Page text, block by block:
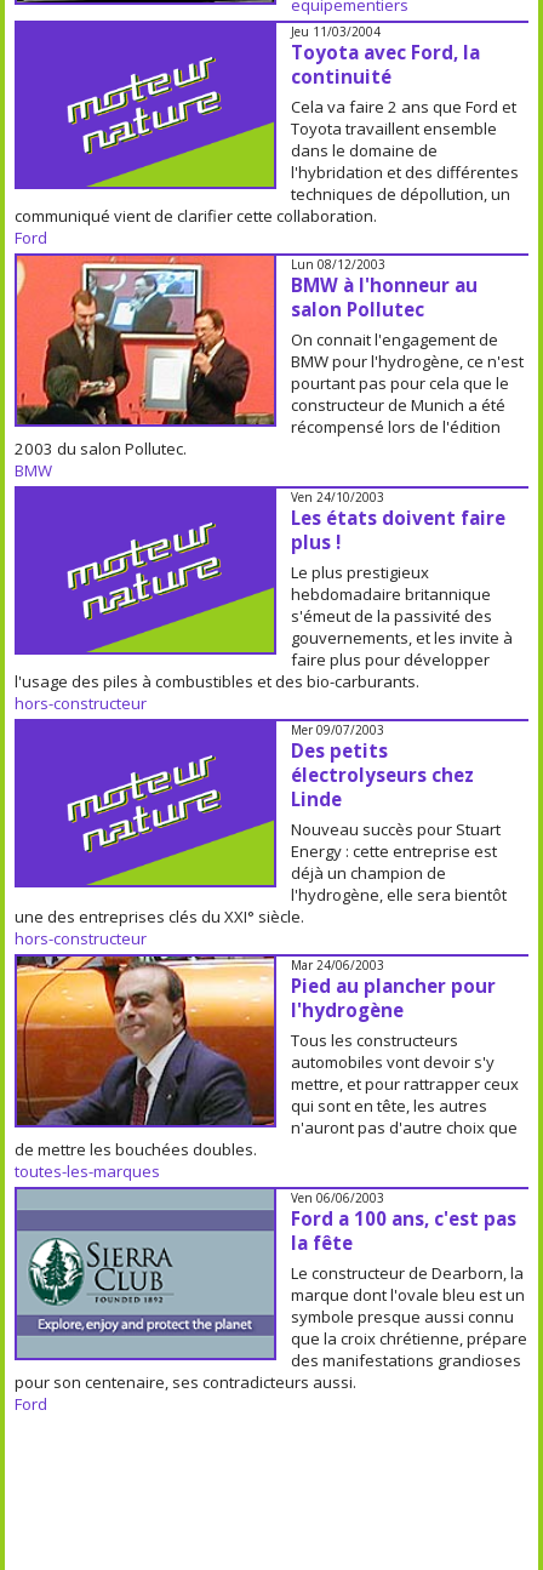
equipementiers
Jeu 11/03/2004
Toyota avec Ford, la
continuité
Cela va faire 2 ans que Ford et
Toyota travaillent ensemble
dans le domaine de
l'hybridation et des différentes
techniques de dépollution, un
communiqué vient de clarifier cette collaboration.
Ford
Lun 08/12/2003
BMW à l'honneur au
salon Pollutec
On connait l'engagement de
BMW pour l'hydrogène, ce n'est
pourtant pas pour cela que le
constructeur de Munich a été
récompensé lors de l'édition
2003 du salon Pollutec.
BMW
Ven 24/10/2003
Les états doivent faire
plus !
Le plus prestigieux
hebdomadaire britannique
s'émeut de la passivité des
gouvernements, et les invite à
faire plus pour développer
l'usage des piles à combustibles et des bio-carburants.
hors-constructeur
Mer 09/07/2003
Des petits
électrolyseurs chez
Linde
Nouveau succès pour Stuart
Energy : cette entreprise est
déjà un champion de
l'hydrogène, elle sera bientôt
une des entreprises clés du XXI° siècle.
hors-constructeur
Mar 24/06/2003
Pied au plancher pour
l'hydrogène
Tous les constructeurs
automobiles vont devoir s'y
mettre, et pour rattrapper ceux
qui sont en tête, les autres
n'auront pas d'autre choix que
de mettre les bouchées doubles.
toutes-les-marques
Ven 06/06/2003
Ford a 100 ans, c'est pas
la fête
Le constructeur de Dearborn, la
marque dont l'ovale bleu est un
symbole presque aussi connu
que la croix chrétienne, prépare
des manifestations grandioses
pour son centenaire, ses contradicteurs aussi.
Ford